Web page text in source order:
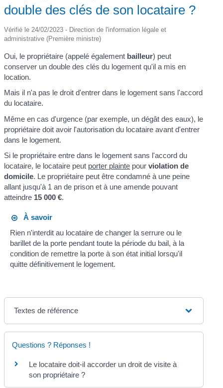
double des clés de son locataire ?
Vérifié le 24/02/2023 - Direction de l'information légale et
administrative (Première ministre)
Oui, le propriétaire (appelé également bailleur) peut
conserver un double des clés du logement qu'il a mis en
location.
Mais il n'a pas le droit d'entrer dans le logement sans l'accord
du locataire.
Même en cas d'urgence (par exemple, un dégât des eaux), le
propriétaire doit avoir l'autorisation du locataire avant d'entrer
dans le logement.
Si le propriétaire entre dans le logement sans l'accord du
locataire, le locataire peut porter plainte pourviolation de
domicile. Le propriétaire peut être condamné à une peine
allant jusqu'à 1 an de prison et à une amende pouvant
atteindre 15 000 €.
À savoir
Rien n'interdit au locataire de changer la serrure ou le
barillet de la porte pendant toute la période du bail, à la
condition de remettre la porte à son état initial lorsqu'il
quitte définitivement le logement.
Textes de référence
Questions ? Réponses !
Le locataire doit-il accorder un droit de visite à
son propriétaire ?